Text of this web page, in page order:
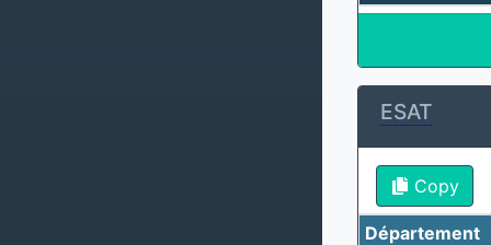
ESAT
Copy
Département